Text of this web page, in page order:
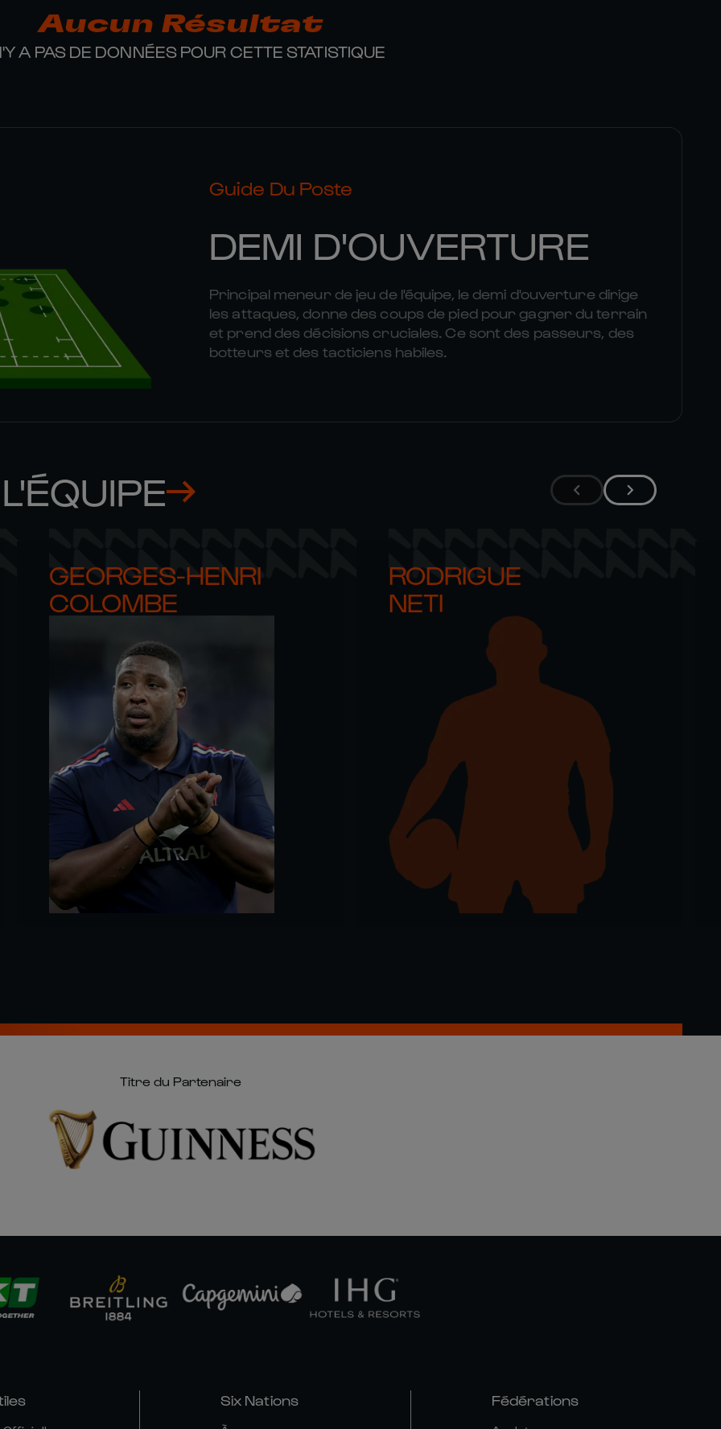
Aucun Résultat
A PAS DE DONNÉES POUR CETTE STATISTIQUE
Guide Du Poste
DEMI D'OUVERTURE
Principal meneur de jeu de l'équipe, le demi d'ouverture dirige
les attaques, donne des coups de pied pour gagner du terrain
et prend des décisions cruciales. Ce sont des passeurs, des
botteurs et des tacticiens habiles.
GEORGES-HENRI
COLOMBE
RODRIGUE
NETI
Titre du Partenaire
Six Nations Fédérations